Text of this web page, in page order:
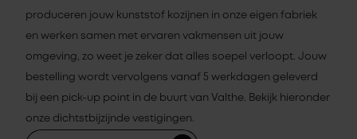
produceren jouw kunststof kozijnen in onze eigen fabriek
en werken samen met ervaren vakmensen uit jouw
omgeving, zo weet je zeker dat alles soepel verloopt. Jouw
bestelling wordt vervolgens vanaf 5 werkdagen geleverd
bij een pick-up point in de buurt van Valthe. Bekijk hieronder
onze dichtstbijzijnde vestigingen.